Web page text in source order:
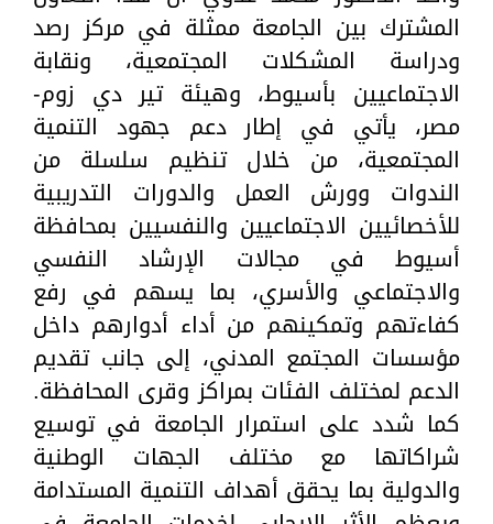
المشترك بين الجامعة ممثلة في مركز رصد
ودراسة المشكلات المجتمعية، ونقابة
الاجتماعيين بأسيوط، وهيئة تير دي زوم-
مصر، يأتي في إطار دعم جهود التنمية
المجتمعية، من خلال تنظيم سلسلة من
الندوات وورش العمل والدورات التدريبية
للأخصائيين الاجتماعيين والنفسيين بمحافظة
أسيوط في مجالات الإرشاد النفسي
والاجتماعي والأسري، بما يسهم في رفع
كفاءتهم وتمكينهم من أداء أدوارهم داخل
مؤسسات المجتمع المدني، إلى جانب تقديم
الدعم لمختلف الفئات بمراكز وقرى المحافظة.
كما شدد على استمرار الجامعة في توسيع
شراكاتها مع مختلف الجهات الوطنية
والدولية بما يحقق أهداف التنمية المستدامة